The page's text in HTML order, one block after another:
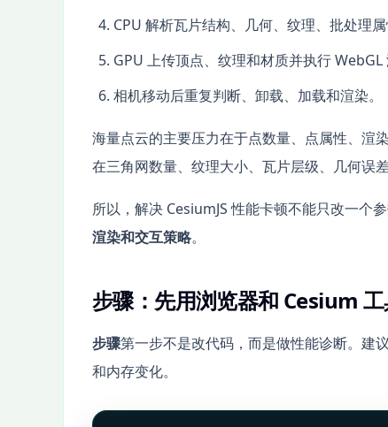
CPU 解析瓦片结构、几何、纹理、批处理属
GPU 上传顶点、纹理和材质并执行 WebGL
相机移动后重复判断、卸载、加载和渲染。
海量点云的主要压力在于点数量、点属性、渲
在三角网数量、纹理大小、瓦片层级、几何误
所以，解决 CesiumJS 性能卡顿不能只改一个
渲染和交互策略。
步骤：先用浏览器和 Cesium
步骤第一步不是改代码，而是做性能诊断。建
和内存变化。